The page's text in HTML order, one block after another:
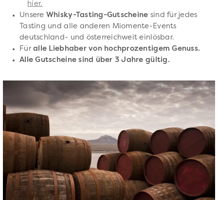
hier.
Unsere Whisky-Tasting-Gutscheine sind für jedes
Tasting und alle anderen Miomente-Events
deutschland- und österreichweit einlösbar.
Füralle Liebhaber von hochprozentigem Genuss.
Alle Gutscheine sind über 3 Jahre gültig.